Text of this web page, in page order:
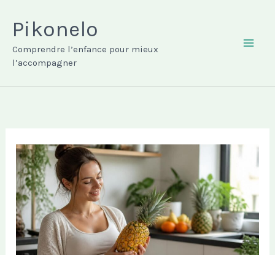
contenu
Pikonelo
Comprendre l’enfance pour mieux
l’accompagner